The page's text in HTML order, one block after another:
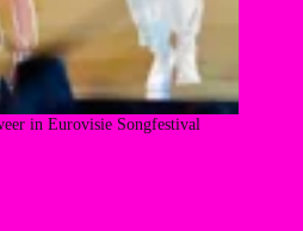
in Eurovisie Songfestival